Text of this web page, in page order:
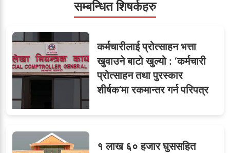
६सहसचिवमा प्रथम भएका
विजयकुमार शर्माको लोकसेवा
टिप्स
७
सम्बन्धित शिषर्कहरु
कर्मचारीलाई प्रोत्साहन भत्ता
खुवाउने बाटो खुल्यो : ‘कर्मचारी
प्रोत्साहन तथा पुरस्कार
शीर्षक’मा रकमान्तर गर्न परिपत्र
१ लाख ६० हजार घुससहित